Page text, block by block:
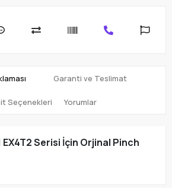
Garanti ve Teslimat
Seçenekleri Yorumlar
EX4T2 Serisi İçin Orjinal Pinch